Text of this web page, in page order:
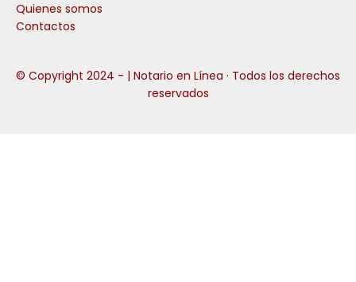
Quienes somos
Contactos
© Copyright 2024 - | Notario en Línea · Todos los derechos
reservados